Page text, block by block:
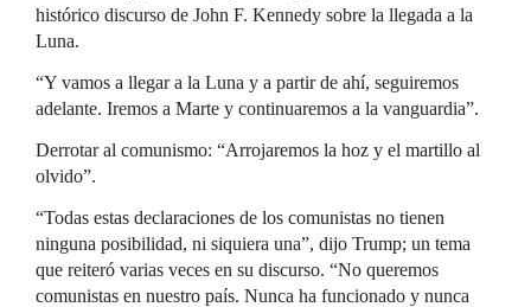
histórico discurso de John F. Kennedy sobre la llegada a la
Luna.
“Y vamos a llegar a la Luna y a partir de ahí, seguiremos
adelante. Iremos a Marte y continuaremos a la vanguardia”.
Derrotar al comunismo: “Arrojaremos la hoz y el martillo al
olvido”.
“Todas estas declaraciones de los comunistas no tienen
ninguna posibilidad, ni siquiera una”, dijo Trump; un tema
que reiteró varias veces en su discurso. “No queremos
comunistas en nuestro país. Nunca ha funcionado y nunca